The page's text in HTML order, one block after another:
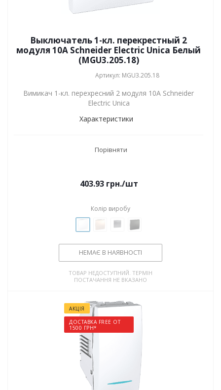
Выключатель 1-кл. перекрестный 2
модуля 10А Schneider Electric Unica Белый
(MGU3.205.18)
Артикул: MGU3.205.18
Вимикач 1-кл. перехресний 2 модуля 10А Schneider
Electric Unica
Характеристики
Порівняти
403.93грн./шт
Колір виробу
НЕМАЄ В НАЯВНОСТІ
ТОВАР НЕДОСТУПНИЙ. ТЕРМІН
ПОСТАЧАННЯ НЕ ВКАЗАНО
АКЦІЯ
ДОСТАВКА FREE ОТ
1500 ГРН*